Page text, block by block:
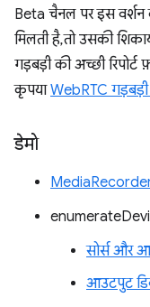
Beta चैनल पर इस वर्शन
मिलती है, तो उसकी
गड़बड़ी की अच्छी
कृपयाWebRTC
डेमो
सोर्स और
आउटपुट